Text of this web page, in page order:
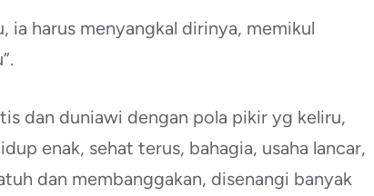
ia harus menyangkal dirinya, memikul
dan duniawi dengan pola pikir yg keliru,
enak, sehat terus, bahagia, usaha lancar,
dan membanggakan, disenangi banyak